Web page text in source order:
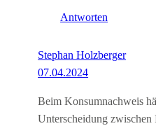
Antworten
Stephan Holzberger
07.04.2024
Beim Konsumnachweis
Unterscheidung